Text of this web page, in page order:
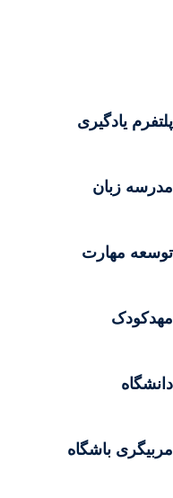
پلتفرم یادگیری
مدرسه زبان
توسعه مهارت
مهدکودک
دانشگاه
مربیگری باشگاه